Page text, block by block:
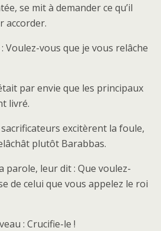
se mit à demander ce qu’il
accorder.
Voulez-vous que je vous relâche
par envie que les principaux
livré.
excitèrent la foule,
plutôt Barabbas.
parole, leur dit : Que voulez-
de celui que vous appelez le roi
: Crucifie-le !